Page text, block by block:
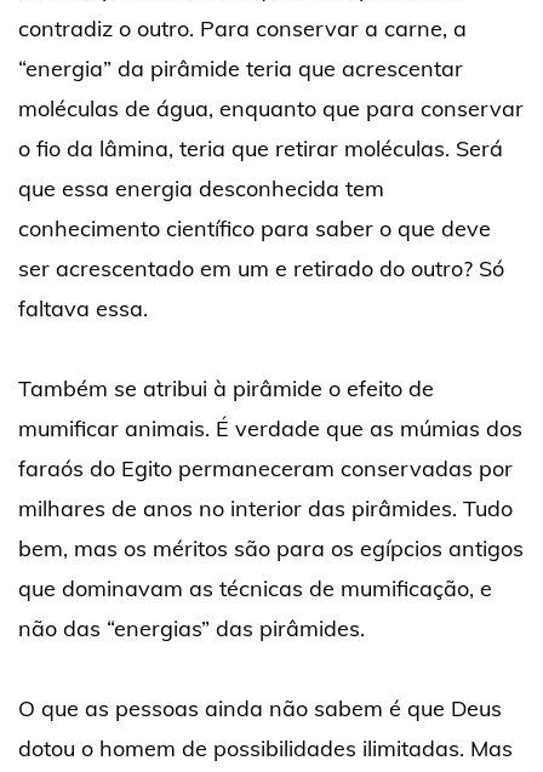
contradiz o outro. Para conservar a carne, a
“energia” da pirâmide teria que acrescentar
moléculas de água, enquanto que para conservar
o fio da lâmina, teria que retirar moléculas. Será
que essa energia desconhecida tem
conhecimento científico para saber o que deve
ser acrescentado em um e retirado do outro? Só
faltava essa.
Também se atribui à pirâmide o efeito de
mumificar animais. É verdade que as múmias dos
faraós do Egito permaneceram conservadas por
milhares de anos no interior das pirâmides. Tudo
bem, mas os méritos são para os egípcios antigos
que dominavam as técnicas de mumificação, e
não das “energias” das pirâmides.
O que as pessoas ainda não sabem é que Deus
dotou o homem de possibilidades ilimitadas. Mas